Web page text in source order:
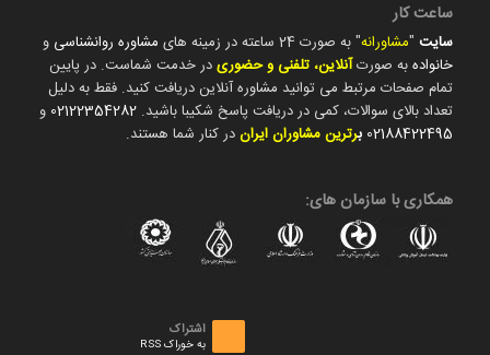
ساعت کار
سایت"مشاورانه" به صورت 24 ساعته در زمینه های مشاوره روانشناسی و
خانوادهبه صورتآنلاین، تلفنی و حضوریدر خدمت شماست. در پایین
تمام صفحات مرتبط می توانید مشاوره آنلاین دریافت کنید. فقط به دلیل
تعداد بالای سوالات، کمی در دریافت پاسخ شکیبا باشید. 02122354282 و
02188422495 برترین مشاوران ایراندر کنار شما هستند.
همکاری با سازمان های:
اشتراک
به خوراک RSS